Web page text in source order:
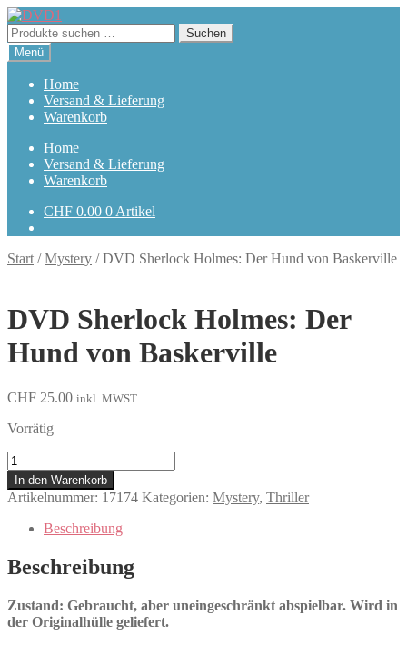
Zur
Navigation
springen
Zum
Inhalt
springen
Suchen
nach:
Suchen
Menü
Home
Versand & Lieferung
Warenkorb
Home
Versand & Lieferung
Warenkorb
CHF 0.00 0 Artikel
Start /Mystery /DVD Sherlock Holmes: Der Hund von Baskerville
DVD Sherlock Holmes: Der
Hund von Baskerville
CHF 25.00 inkl. MWST
Vorrätig
Sherlock
Holmes:
Der
Hund
Baskerville
Menge
In den Warenkorb
Artikelnummer: 17174 Kategorien: Mystery, Thriller
Beschreibung
Beschreibung
Zustand: Gebraucht, aber uneingeschränkt abspielbar. Wird in
der Originalhülle geliefert.